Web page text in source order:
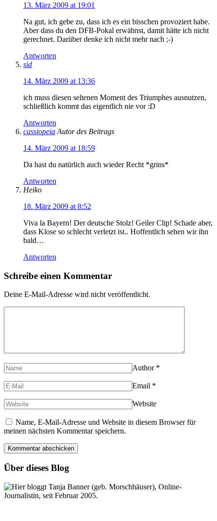
13. März 2009 at 19:01
Na gut, ich gebe zu, dass ich es ein bisschen provoziert habe.
Aber dass du den DFB-Pokal erwähnst, damit hätte ich nicht
gerechnet. Darüber denke ich nicht mehr nach ;-)
Antworten
sid
14. März 2009 at 13:36
ich muss diesen seltenen Moment des Triumphes ausnutzen,
schließlich kommt das eigentlich nie vor :D
Antworten
cassiopeia Autor des Beitrags
14. März 2009 at 18:59
Da hast du natürlich auch wieder Recht *grins*
Antworten
Heiko
18. März 2009 at 8:52
Viva la Bayern! Der deutsche Stolz! Geiler Clip! Schade aber,
dass Klose so schlecht verletzt ist.. Hoffentlich sehen wir ihn
bald…
Antworten
Schreibe einen Kommentar
Deine E-Mail-Adresse wird nicht veröffentlicht.
Author *
Email *
Website
Name, E-Mail-Adresse und Website in diesem Browser für
meinen nächsten Kommentar speichern.
Über dieses Blog
Hier bloggt Tanja Banner (geb. Morschhäuser), Online-
Journalistin, seit Februar 2005.